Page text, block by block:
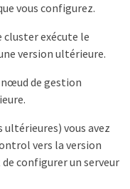
vous configurez.
cluster exécute le
version ultérieure.
nœud de gestion
vous avez
vers la version
de configurer un serveur